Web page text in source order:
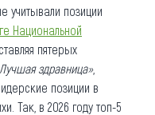
учитывали позиции
Национальной
пятерых
здравница»,
позиции в
Так, в 2026 году топ-5